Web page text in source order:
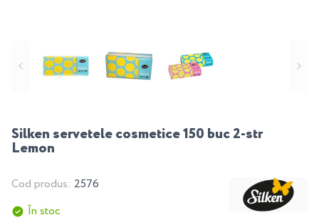
Silken servetele cosmetice 150 buc 2-str
Lemon
Cod produs: 2576
În stoc